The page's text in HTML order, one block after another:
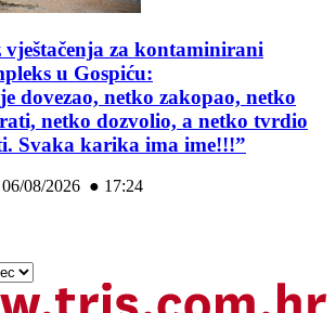
za kontaminirani
u Gospiću:
dovezao, netko zakopao, netko
netko dozvolio, a netko tvrdio
Svaka karika ima ime!!!”
06/08/2026 ● 17:24